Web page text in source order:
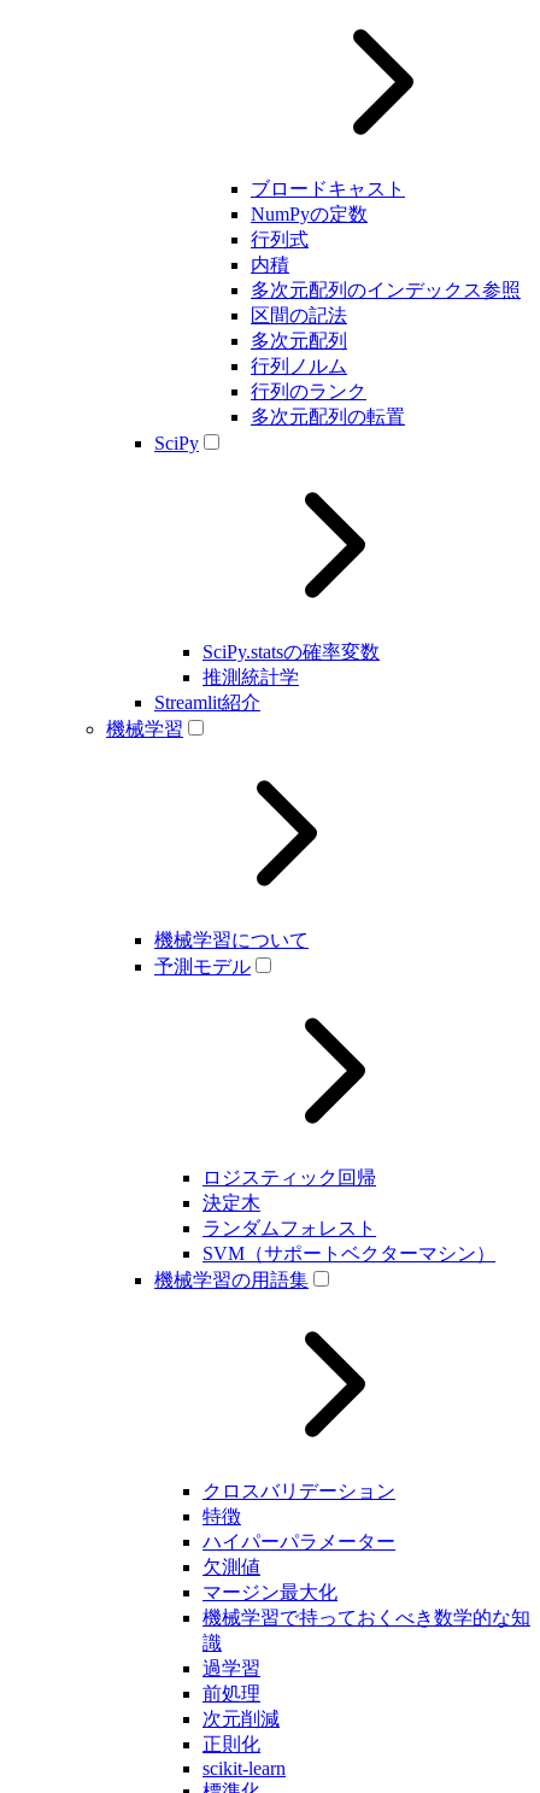
ブロードキャスト
NumPyの定数
行列式
内積
多次元配列のインデックス参照
区間の記法
多次元配列
行列ノルム
行列のランク
多次元配列の転置
SciPy
SciPy.statsの確率変数
推測統計学
Streamlit紹介
機械学習
機械学習について
予測モデル
ロジスティック回帰
決定木
ランダムフォレスト
SVM（サポートベクターマシン）
機械学習の用語集
クロスバリデーション
特徴
ハイパーパラメーター
欠測値
マージン最大化
機械学習で持っておくべき数学的な知
識
過学習
前処理
次元削減
正則化
scikit-learn